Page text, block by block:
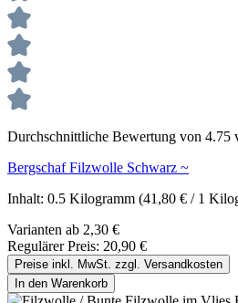
Durchschnittliche Bewertung von 4.75
Bergschaf Filzwolle Schwarz ~
Inhalt: 0.5 Kilogramm (41,80 € / 1
Varianten ab 2,30 €
Regulärer Preis: 20,90 €
Preise inkl. MwSt. zzgl. Versandkosten
In den Warenkorb